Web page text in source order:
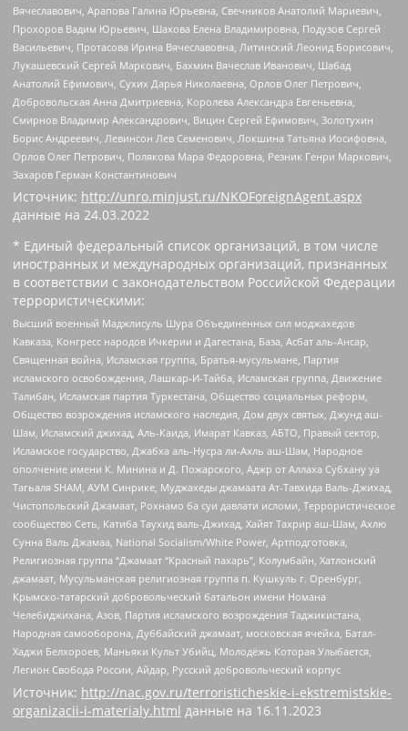
Вячеславович, Арапова Галина Юрьевна, Свечников Анатолий Мариевич,
Прохоров Вадим Юрьевич, Шахова Елена Владимировна, Подузов Сергей
Васильевич, Протасова Ирина Вячеславовна, Литинский Леонид Борисович,
Лукашевский Сергей Маркович, Бахмин Вячеслав Иванович, Шабад
Анатолий Ефимович, Сухих Дарья Николаевна, Орлов Олег Петрович,
Добровольская Анна Дмитриевна, Королева Александра Евгеньевна,
Смирнов Владимир Александрович, Вицин Сергей Ефимович, Золотухин
Борис Андреевич, Левинсон Лев Семенович, Локшина Татьяна Иосифовна,
Орлов Олег Петрович, Полякова Мара Федоровна, Резник Генри Маркович,
Захаров Герман Константинович
Источник: http://unro.minjust.ru/NKOForeignAgent.aspx
данные на 24.03.2022
* Единый федеральный список организаций, в том числе
иностранных и международных организаций, признанных
в соответствии с законодательством Российской Федерации
террористическими:
Высший военный Маджлисуль Шура Объединенных сил моджахедов
Кавказа, Конгресс народов Ичкерии и Дагестана, База, Асбат аль-Ансар,
Священная война, Исламская группа, Братья-мусульмане, Партия
исламского освобождения, Лашкар-И-Тайба, Исламская группа, Движение
Талибан, Исламская партия Туркестана, Общество социальных реформ,
Общество возрождения исламского наследия, Дом двух святых, Джунд аш-
Шам, Исламский джихад, Аль-Каида, Имарат Кавказ, АБТО, Правый сектор,
Исламское государство, Джабха аль-Нусра ли-Ахль аш-Шам, Народное
ополчение имени К. Минина и Д. Пожарского, Аджр от Аллаха Субхану уа
Тагьаля SHAM, АУМ Синрике, Муджахеды джамаата Ат-Тавхида Валь-Джихад,
Чистопольский Джамаат, Рохнамо ба суи давлати исломи, Террористическое
сообщество Сеть, Катиба Таухид валь-Джихад, Хайят Тахрир аш-Шам, Ахлю
Сунна Валь Джамаа, National Socialism/White Power, Артподготовка,
Религиозная группа “Джамаат “Красный пахарь”, Колумбайн, Хатлонский
джамаат, Мусульманская религиозная группа п. Кушкуль г. Оренбург,
Крымско-татарский добровольческий батальон имени Номана
Челебиджихана, Азов, Партия исламского возрождения Таджикистана,
Народная самооборона, Дуббайский джамаат, московская ячейка, Батал-
Хаджи Белхороев, Маньяки Культ Убийц, Молодёжь Которая Улыбается,
Легион Свобода России, Айдар, Русский добровольческий корпус
Источник: http://nac.gov.ru/terroristicheskie-i-ekstremistskie-
organizacii-i-materialy.html данные на 16.11.2023